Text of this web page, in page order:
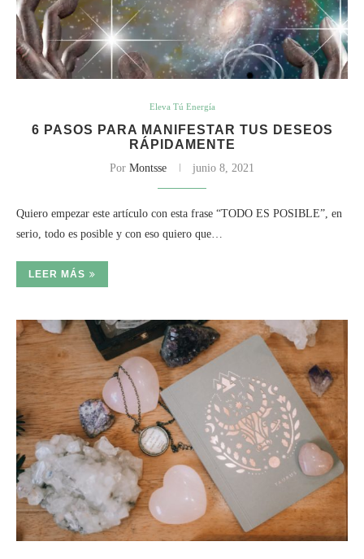
Eleva Tú Energía
6 PASOS PARA MANIFESTAR TUS DESEOS
RÁPIDAMENTE
Por Montsse junio 8, 2021
Quiero empezar este artículo con esta frase “TODO ES POSIBLE”, en
serio, todo es posible y con eso quiero que…
LEER MÁS